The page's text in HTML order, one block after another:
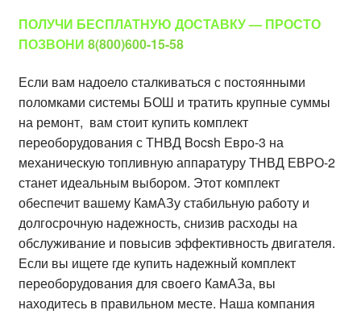
ПОЛУЧИ БЕСПЛАТНУЮ ДОСТАВКУ — ПРОСТО
ПОЗВОНИ 8(800)600-15-58
Если вам надоело сталкиваться с постоянными
поломками системы БОШ и тратить крупные суммы
на ремонт, вам стоит купить комплект
переоборудования с ТНВД Bocsh Евро-3 на
механическую топливную аппаратуру ТНВД ЕВРО-2
станет идеальным выбором. Этот комплект
обеспечит вашему КамАЗу стабильную работу и
долгосрочную надежность, снизив расходы на
обслуживание и повысив эффективность двигателя.
Если вы ищете где купить надежный комплект
переоборудования для своего КамАЗа, вы
находитесь в правильном месте. Наша компания